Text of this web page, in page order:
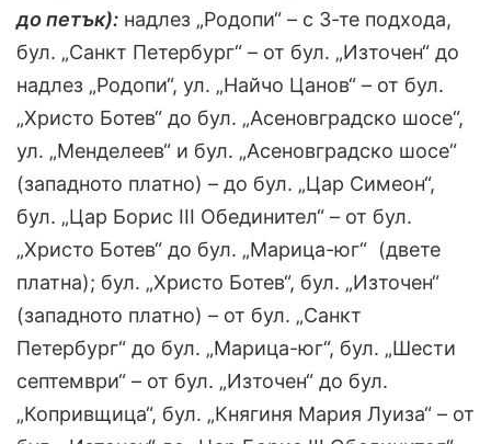
до петък): надлез „Родопи“ – с 3-те подхода,
бул. „Санкт Петербург“ – от бул. „Източен“ до
надлез „Родопи“, ул. „Найчо Цанов“ – от бул.
„Христо Ботев“ до бул. „Асеновградско шосе“,
ул. „Менделеев“ и бул. „Асеновградско шосе“
(западното платно) – до бул. „Цар Симеон“,
бул. „Цар Борис III Обединител“ – от бул.
„Христо Ботев“ до бул. „Марица-юг“ (двете
платна); бул. „Христо Ботев“, бул. „Източен“
(западното платно) – от бул. „Санкт
Петербург“ до бул. „Марица-юг“, бул. „Шести
септември“ – от бул. „Източен“ до бул.
„Копривщица“, бул. „Княгиня Мария Луиза“ – от